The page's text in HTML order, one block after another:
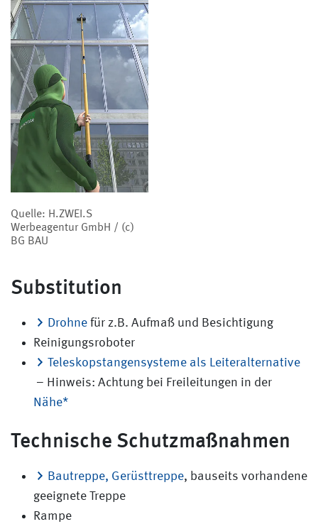
Quelle: H.ZWEI.S
Werbeagentur GmbH / (c)
BG BAU
Substitution
Drohne für z.B. Aufmaß und Besichtigung
Reinigungsroboter
Teleskopstangensysteme als Leiteralternative
– Hinweis: Achtung bei Freileitungen in der
Nähe*
Technische Schutzmaßnahmen
Bautreppe, Gerüsttreppe, bauseits vorhandene
geeignete Treppe
Rampe